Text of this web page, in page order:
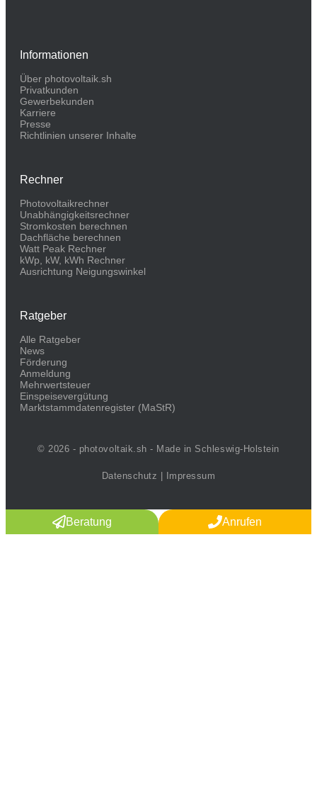
Informationen
Über photovoltaik.sh
Privatkunden
Gewerbekunden
Karriere
Presse
Richtlinien unserer Inhalte
Rechner
Photovoltaikrechner
Unabhängigkeitsrechner
Stromkosten berechnen
Dachfläche berechnen
Watt Peak Rechner
kWp, kW, kWh Rechner
Ausrichtung Neigungswinkel
Ratgeber
Alle Ratgeber
News
Förderung
Anmeldung
Mehrwertsteuer
Einspeisevergütung
Marktstammdaten­register (MaStR)
© 2026 - photovoltaik.sh - Made in Schleswig-Holstein
Datenschutz Impressum
Beratung Anrufen